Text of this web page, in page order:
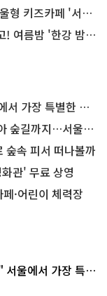
'서울가족플라자점'
'한강 밤마실 줍깅'
한 편의점의 정체
…서울둘레길 15코스
속 피서 떠나볼까
관' 무료 상영
·어린이 체력장
울에서 가장 특별